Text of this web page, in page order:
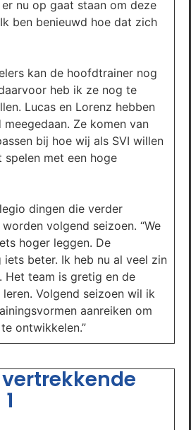
nu op gaat staan om deze
ben benieuwd hoe dat zich
kan de hoofdtrainer nog
heb ik ze nog te
Lucas en Lorenz hebben
Ze komen van
bij hoe wij als SVI willen
met een hoge
dingen die verder
volgend seizoen. “We
hoger leggen. De
iets beter. Ik heb nu al veel zin
Het team is gretig en de
Volgend seizoen wil ik
aanreiken om
ontwikkelen.”